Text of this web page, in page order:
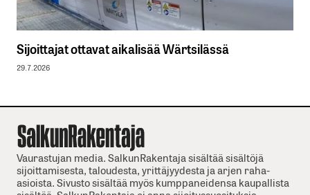
Sijoittajat ottavat aikalisää Wärtsilässä
29.7.2026
Vaurastujan media. SalkunRakentaja sisältää sisältöjä
sijoittamisesta, taloudesta, yrittäjyydesta ja arjen raha-
asioista. Sivusto sisältää myös kumppaneidensa kaupallista